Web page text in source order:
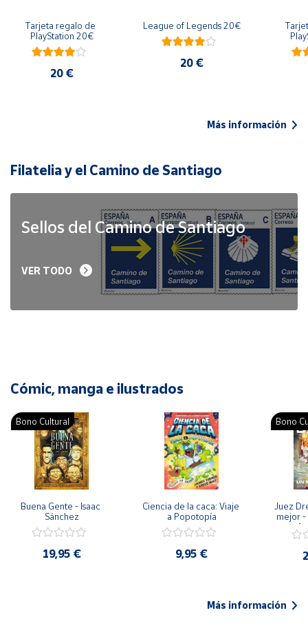
Tarjeta regalo de
PlayStation 20€
20 €
League of Legends 20€
20 €
Más información
Filatelia y el Camino de Santiago
Sellos del Camino de Santiago
VER TODO
Cómic, manga e ilustrados
Bono Cultural
Buena Gente - Isaac
Sánchez
19,95 €
Ciencia de la caca: Viaje
a Popotopía
9,95 €
Bono
Juez
mejor -
Más información